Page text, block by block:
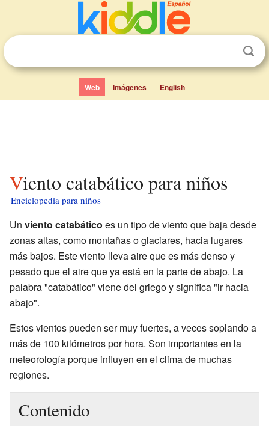
Web Imágenes English
Viento catabático para niños
Enciclopedia para niños
Un viento catabático es un tipo de viento que baja desde
zonas altas, como montañas o glaciares, hacia lugares
más bajos. Este viento lleva aire que es más denso y
pesado que el aire que ya está en la parte de abajo. La
palabra "catabático" viene del griego y significa "ir hacia
abajo".
Estos vientos pueden ser muy fuertes, a veces soplando a
más de 100 kilómetros por hora. Son importantes en la
meteorología porque influyen en el clima de muchas
regiones.
Contenido